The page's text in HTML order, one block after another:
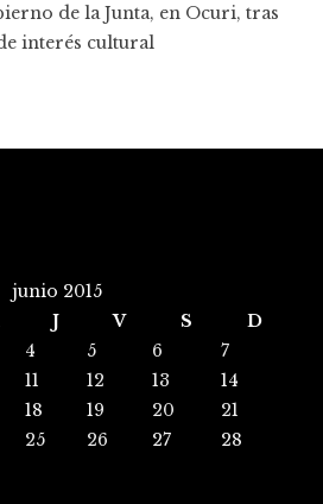
de la Junta, en Ocuri, tras
interés cultural
junio 2015
J V S
D
4 5 6
7
11 12 13
14
18 19 20
21
25 26 27
28